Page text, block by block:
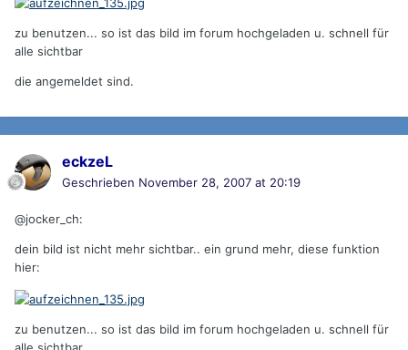
zu benutzen... so ist das bild im forum hochgeladen u. schnell für
alle sichtbar
die angemeldet sind.
eckzeL
Geschrieben November 28, 2007 at 20:19
@jocker_ch:
dein bild ist nicht mehr sichtbar.. ein grund mehr, diese funktion
hier:
zu benutzen... so ist das bild im forum hochgeladen u. schnell für
alle sichtbar